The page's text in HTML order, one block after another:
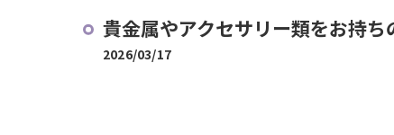
貴金属やアクセサリー類をお持
2026/03/17